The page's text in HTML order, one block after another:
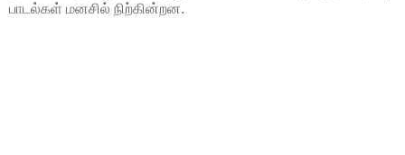
பாடல்கள் மனசில் நிற்கின்றன.